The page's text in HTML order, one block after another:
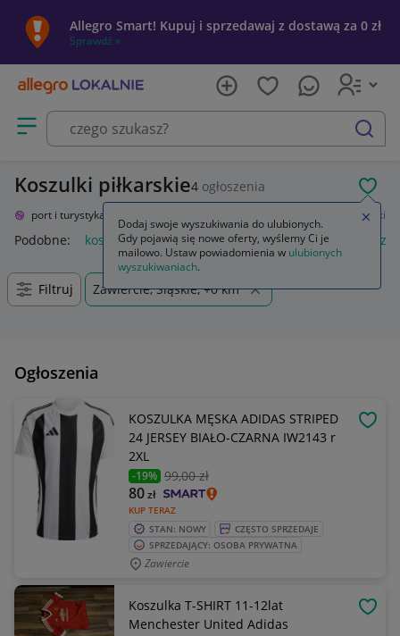
Allegro Smart! Kupuj i sprzedawaj z dostawą za 0 zł
Sprawdź »
Otwórz menu z kategoriami
szukaj
Koszulki piłkarskie4 ogłoszenia
Sport i turystyka Koszulki
Podobne: koszulki męskie 4f koszulki męskie koszulki bez
Filtruj Zawiercie, Śląskie, +0 km
Ogłoszenia
KOSZULKA MĘSKA ADIDAS STRIPED
24 JERSEY BIAŁO-CZARNA IW2143 r
2XL
-19% 99,00 zł
KUP TERAZ
80zł
STAN: NOWY
CZĘSTO SPRZEDAJE
SPRZEDAJĄCY: OSOBA PRYWATNA
Zawiercie
Koszulka T-SHIRT 11-12lat
Menchester United Adidas
Dodaj swoje wyszukiwania do ulubionych.
Gdy pojawią się nowe oferty, wyślemy Ci je
mailowo. Ustaw powiadomienia w ulubionych
wyszukiwaniach.